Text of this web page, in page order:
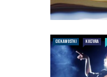
CIEKAWOSTKI KULTURA